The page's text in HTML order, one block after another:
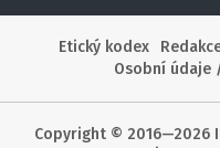
Etický kodex
Osobní údaje
Copyright © 2016—2026